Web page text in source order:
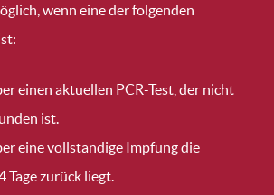
wenn eine der folgenden
einen aktuellen PCR-Test, der nicht
ist.
eine vollständige Impfung die
Tage zurück liegt.